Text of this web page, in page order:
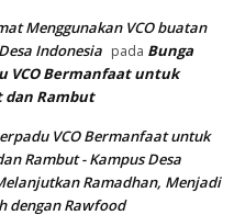
Menggunakan VCO buatan
Indonesia pada Bunga
VCOBermanfaat untuk
Rambut
VCO Bermanfaat untuk
Rambut - Kampus Desa
Ramadhan, Menjadi
dengan Rawfood